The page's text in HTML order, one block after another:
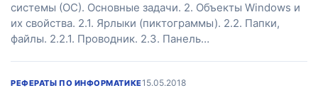
системы (ОС). Основные задачи. 2. Объекты Windows и
их свойства. 2.1. Ярлыки (пиктограммы). 2.2. Папки,
файлы. 2.2.1. Проводник. 2.3. Панель…
РЕФЕРАТЫ ПО ИНФОРМАТИКЕ15.05.2018